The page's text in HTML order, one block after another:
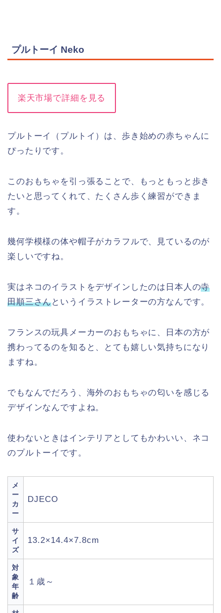
プルトーイ Neko
楽天市場で詳細を見る
プルトーイ（プルトイ）は、歩き始めの赤ちゃんに
ぴったりです。
このおもちゃを引っ張ることで、もっともっと歩き
たいと思ってくれて、たくさん歩く練習ができま
す。
幾何学模様の体や帽子がカラフルで、見ているのが
楽しいですね。
実はネコのイラストをデザインしたのは日本人の寺
田順三さんというイラストレーターの方なんです。
フランスの玩具メーカーのおもちゃに、日本の方が
携わってるのを知ると、とても嬉しい気持ちになり
ますね。
でもなんでだろう、海外のおもちゃの匂いを感じる
デザインなんですよね。
使わないときはインテリアとしてもかわいい、ネコ
のプルトーイです。
メ
ー
カ
ー
DJECO
サ
イ
ズ
13.2×14.4×7.8cm
対
象
年
齢
１歳～